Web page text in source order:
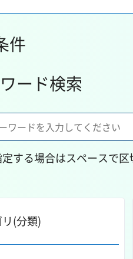
件
ード検索
する場合はスペースで区
(分類)